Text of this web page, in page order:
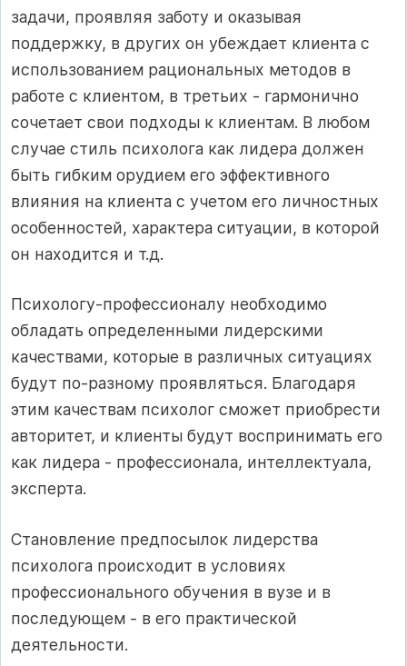
задачи, проявляя заботу и оказывая
поддержку, в других он убеждает клиента с
использованием рациональных методов в
работе с клиентом, в третьих - гармонично
сочетает свои подходы к клиентам. В любом
случае стиль психолога как лидера должен
быть гибким орудием его эффективного
влияния на клиента с учетом его личностных
особенностей, характера ситуации, в которой
он находится и т.д.
Психологу-профессионалу необходимо
обладать определенными лидерскими
качествами, которые в различных ситуациях
будут по-разному проявляться. Благодаря
этим качествам психолог сможет приобрести
авторитет, и клиенты будут воспринимать его
как лидера - профессионала, интеллектуала,
эксперта.
Становление предпосылок лидерства
психолога происходит в условиях
профессионального обучения в вузе и в
последующем - в его практической
деятельности.